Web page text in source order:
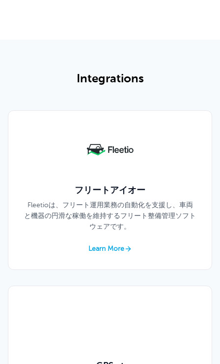
Integrations
フリートアイオー
Fleetioは、フリート運用業務の自動化を支援し、車両
と機器の円滑な稼働を維持するフリート整備管理ソフト
ウェアです。
Learn More